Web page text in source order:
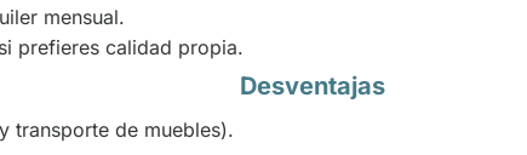
mensual.
prefieres calidad propia.
Desventajas
transporte de muebles).